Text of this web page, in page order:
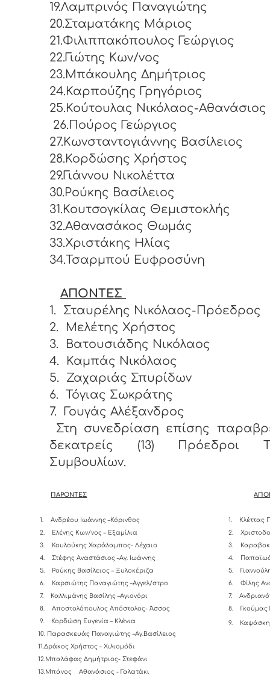
19.Λαμπρινός Παναγιώτης
20.Σταματάκης Μάριος
21.Φιλιππακόπουλος Γεώργιος
22.Γιώτης Κων/νος
23.Μπάκουλης Δημήτριος
24.Καρπούζης Γρηγόριος
25.Κούτουλας Νικόλαος-Αθανάσιος
26.Πούρος Γεώργιος
27.Κωνσταντογιάννης Βασίλειος
28.Κορδώσης Χρήστος
29.Γιάννου Νικολέττα
30.Ρούκης Βασίλειος
31.Κουτσογκίλας Θεμιστοκλής
32.Αθανασάκος Θωμάς
33.Χριστάκης Ηλίας
34.Τσαρμπού Ευφροσύνη
ΑΠΟΝΤΕΣ
1.
Σταυρέλης Νικόλαος-Πρόεδρος
2.
Μελέτης Χρήστος
3.
Βατουσιάδης Νικόλαος
4.
Καμπάς Νικόλαος
5.
Ζαχαριάς Σπυρίδων
6.
Τόγιας Σωκράτης
7.
Γουγάς Αλέξανδρος
Στη συνεδρίαση επίσης
δεκατρείς (13) Πρόεδροι
Συμβουλίων.
ΠΑΡΟΝΤΕΣ
1.
Ανδρέου Ιωάννης –Κόρινθος
2.
Ελένης Κων/νος – Εξαμίλια
3.
Κουλούκης Χαράλαμπος- Λέχαιο
4.
Στέφης Αναστάσιος –Αγ. Ιωάννης
5.
Ρούκης Βασίλειος – Ξυλοκέριζα
6.
Καρσιώτης Παναγιώτης –Αγγελ/στρο
7.
Καλλιμάνης Βασίλης –Αγιονόρι
8.
Αποστολόπουλος Απόστολος- Άσσος
9.
Κορδώση Ευγενία – Κλένια
10. Παρασκευάς Παναγιώτης –Αγ.Βασίλειος
11.Δράκος Χρήστος – Χιλιομόδι
12.Μπαλάφας Δημήτριος- Στεφάνι
13.Μπάνος Αθανάσιος - Γαλατάκι
1.
Κλέττας
2.
3.
4.
5.
6.
Φίλης
7.
8.
Γκούμας
9.